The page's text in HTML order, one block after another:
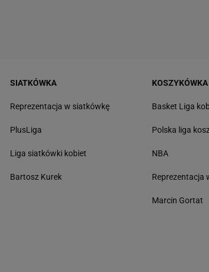
SIATKÓWKA
Reprezentacja w siatkówkę
PlusLiga
Liga siatkówki kobiet
Bartosz Kurek
KOSZYKÓWKA
Basket Liga
Polska liga
NBA
Reprezentacja
Marcin Gortat